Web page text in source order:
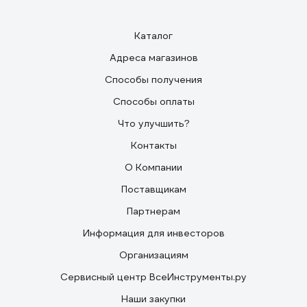
Стоимость, качество реза
Каталог
Адреса магазинов
Способы получения
Способы оплаты
Что улучшить?
Контакты
О Компании
Поставщикам
Партнерам
Информация для инвесторов
Организациям
Сервисный центр ВсеИнструменты.ру
Наши закупки